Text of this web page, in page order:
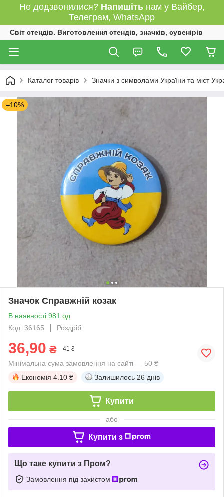
Не додзвонилися? Напишітьнам у Вайбер,
Телеграм, WhatsApp
Світ стендів. Виготовлення стендів, значків, сувенірів
Каталог товарів Значки з символами України та міст
–10%
Значок Справжній козак
В наявності 981 од.
Код: 36165
Роздріб
36,90 ₴ 41 ₴
Мінімальна сума замовлення на сайті — 50 ₴
Економія 4.10 ₴ Залишилось 26 днів
Купити
або
Купити з
Що таке купити з Пром?
Замовлення під захистом